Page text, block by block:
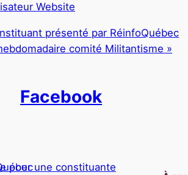
Website
présenté par RéinfoQuébec
comité Militantisme »
Facebook